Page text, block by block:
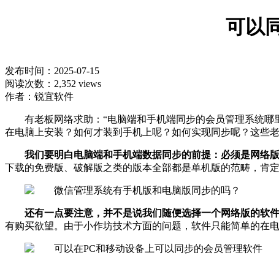
可以
发布时间：2025-07-15
阅读次数：2,352 views
作者：锐宜软件
有老板网络求助：“电脑端和手机端同步的会员管理系统
在电脑上安装？如何才装到手机上呢？如何实现同步呢？这些
我们要明白电脑端和手机端数据同步的前提：必须是网络
下载的免费版、破解版之类的版本全部都是单机版的范畴，肯
还有一点要注意，并不是说我们随便选择一个网络版的软
有购买欲望。由于小作坊技术方面的问题，软件只能简单的在